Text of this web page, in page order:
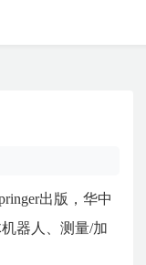
出版，华中
器人、测量/加